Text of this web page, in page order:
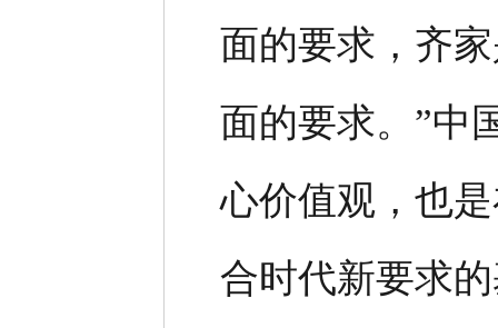
面的要求，齐
面的要求。”中
心价值观，也
合时代新要求